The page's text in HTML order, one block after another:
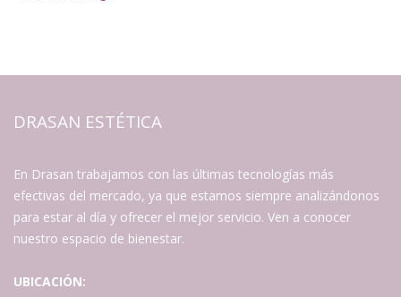
DRASAN ESTÉTICA
En Drasan trabajamos con las últimas tecnologías más
efectivas del mercado, ya que estamos siempre analizándonos
para estar al día y ofrecer el mejor servicio. Ven a conocer
nuestro espacio de bienestar.
UBICACIÓN: